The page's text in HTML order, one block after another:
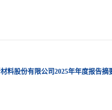
料股份有限公司2025年年度报告摘